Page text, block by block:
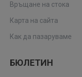
Връщане на стока
Карта на сайта
Как да пазаруваме
БЮЛЕТИН